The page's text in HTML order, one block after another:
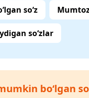
so‘z
so‘zlar
bo‘lgan